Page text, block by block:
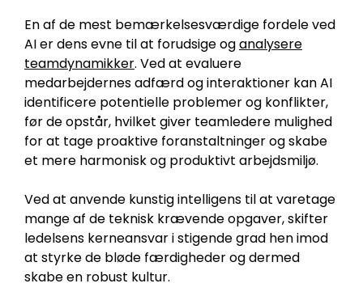
En af de mest bemærkelsesværdige fordele ved
AI er dens evne til at forudsige oganalysere
teamdynamikker. Ved at evaluere
medarbejdernes adfærd og interaktioner kan AI
identificere potentielle problemer og konflikter,
før de opstår, hvilket giver teamledere mulighed
for at tage proaktive foranstaltninger og skabe
et mere harmonisk og produktivt arbejdsmiljø.
Ved at anvende kunstig intelligens til at varetage
mange af de teknisk krævende opgaver, skifter
ledelsens kerneansvar i stigende grad hen imod
at styrke de bløde færdigheder og dermed
skabe en robust kultur.